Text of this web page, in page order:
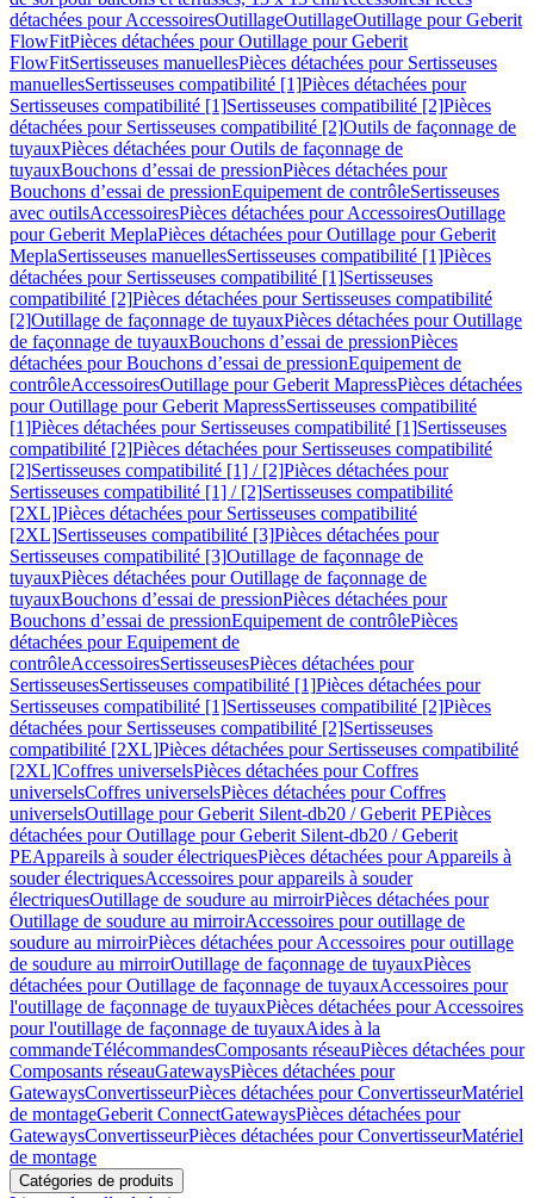
détachées pour AccessoiresOutillageOutillageOutillage pour Geberit
FlowFitPièces détachées pour Outillage pour Geberit
FlowFitSertisseuses manuellesPièces détachées pour Sertisseuses
manuellesSertisseuses compatibilité [1]Pièces détachées pour
Sertisseuses compatibilité [1]Sertisseuses compatibilité [2]Pièces
détachées pour Sertisseuses compatibilité [2]Outils de façonnage de
tuyauxPièces détachées pour Outils de façonnage de
tuyauxBouchons d’essai de pressionPièces détachées pour
Bouchons d’essai de pressionEquipement de contrôleSertisseuses
avec outilsAccessoiresPièces détachées pour AccessoiresOutillage
pour Geberit MeplaPièces détachées pour Outillage pour Geberit
MeplaSertisseuses manuellesSertisseuses compatibilité [1]Pièces
détachées pour Sertisseuses compatibilité [1]Sertisseuses
compatibilité [2]Pièces détachées pour Sertisseuses compatibilité
[2]Outillage de façonnage de tuyauxPièces détachées pour Outillage
de façonnage de tuyauxBouchons d’essai de pressionPièces
détachées pour Bouchons d’essai de pressionEquipement de
contrôleAccessoiresOutillage pour Geberit MapressPièces détachées
pour Outillage pour Geberit MapressSertisseuses compatibilité
[1]Pièces détachées pour Sertisseuses compatibilité [1]Sertisseuses
compatibilité [2]Pièces détachées pour Sertisseuses compatibilité
[2]Sertisseuses compatibilité [1] / [2]Pièces détachées pour
Sertisseuses compatibilité [1] / [2]Sertisseuses compatibilité
[2XL]Pièces détachées pour Sertisseuses compatibilité
[2XL]Sertisseuses compatibilité [3]Pièces détachées pour
Sertisseuses compatibilité [3]Outillage de façonnage de
tuyauxPièces détachées pour Outillage de façonnage de
tuyauxBouchons d’essai de pressionPièces détachées pour
Bouchons d’essai de pressionEquipement de contrôlePièces
détachées pour Equipement de
contrôleAccessoiresSertisseusesPièces détachées pour
SertisseusesSertisseuses compatibilité [1]Pièces détachées pour
Sertisseuses compatibilité [1]Sertisseuses compatibilité [2]Pièces
détachées pour Sertisseuses compatibilité [2]Sertisseuses
compatibilité [2XL]Pièces détachées pour Sertisseuses compatibilité
[2XL]Coffres universelsPièces détachées pour Coffres
universelsCoffres universelsPièces détachées pour Coffres
universelsOutillage pour Geberit Silent-db20 / Geberit PEPièces
détachées pour Outillage pour Geberit Silent-db20 / Geberit
PEAppareils à souder électriquesPièces détachées pour Appareils à
souder électriquesAccessoires pour appareils à souder
électriquesOutillage de soudure au mirroirPièces détachées pour
Outillage de soudure au mirroirAccessoires pour outillage de
soudure au mirroirPièces détachées pour Accessoires pour outillage
de soudure au mirroirOutillage de façonnage de tuyauxPièces
détachées pour Outillage de façonnage de tuyauxAccessoires pour
l'outillage de façonnage de tuyauxPièces détachées pour Accessoires
pour l'outillage de façonnage de tuyauxAides à la
commandeTélécommandesComposants réseauPièces détachées pour
Composants réseauGatewaysPièces détachées pour
GatewaysConvertisseurPièces détachées pour ConvertisseurMatériel
de montageGeberit ConnectGatewaysPièces détachées pour
GatewaysConvertisseurPièces détachées pour ConvertisseurMatériel
de montage
Catégories de produits